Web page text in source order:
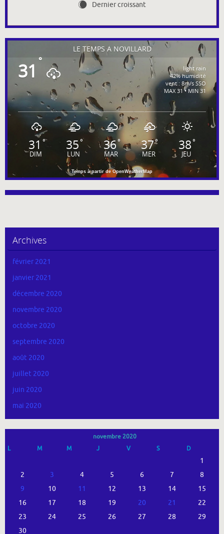
X Dernier croissant
LE TEMPS À NOVILLARD
31 °
light rain
42% humidité
vent : 8m/s SSO
MAX 31 • MIN 31
31 °
DIM
35°
LUN
36°
MAR
37°
MER
38°
JEU
Temps à partir de OpenWeatherMap
Archives
février 2021
janvier 2021
décembre 2020
novembre 2020
octobre 2020
septembre 2020
août 2020
juillet 2020
juin 2020
mai 2020
novembre 2020
L
M M J V S D
1
2
3 4 5 6 7
8
9
10 11 12 13 14
15
16
17 18 19 20 21
22
23
24 25 26 27 28
29
30